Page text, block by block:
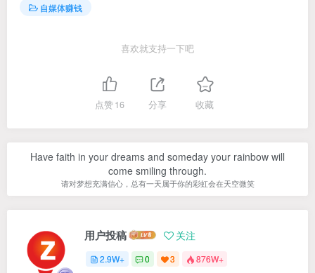
自媒体赚钱
喜欢就支持一下吧
点赞16 分享 收藏
Have faith in your dreams and someday your rainbow will
come smiling through.
请对梦想充满信心，总有一天属于你的彩虹会在天空微笑
用户投稿 关注
2.9W+ 0 3 876W+